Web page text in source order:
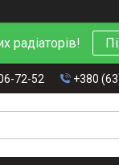
радіаторів!
72-52 +380